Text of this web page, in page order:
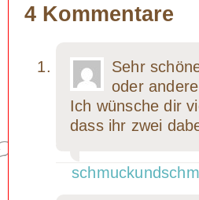
4 Kommentare
Sehr
oder
Ich wünsche dir
dass ihr zwei